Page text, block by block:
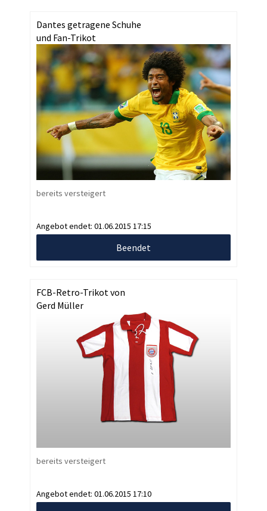
Dantes getragene Schuhe
und Fan-Trikot
bereits versteigert
Angebot endet: 01.06.2015 17:15
Beendet
FCB-Retro-Trikot von
Gerd Müller
bereits versteigert
Angebot endet: 01.06.2015 17:10